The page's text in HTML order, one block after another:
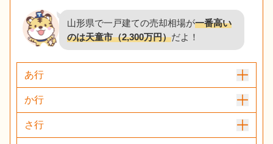
山形県で一戸建ての売却相場が一番高い
のは天童市（2,300万円）だよ！
あ行
か行
さ行